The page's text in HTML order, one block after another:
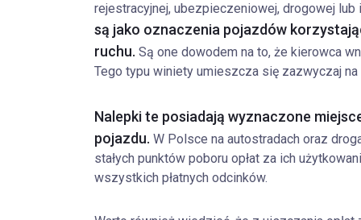
rejestracyjnej, ubezpieczeniowej, drogowej lub
są jako oznaczenia pojazdów
ruchu. Są one dowodem na to, że kierowca
Tego typu winiety umieszcza się zazwyczaj
Nalepki te posiadają wyznaczone
pojazdu. W Polsce na autostradach oraz
stałych punktów poboru opłat za ich
wszystkich płatnych odcinków.